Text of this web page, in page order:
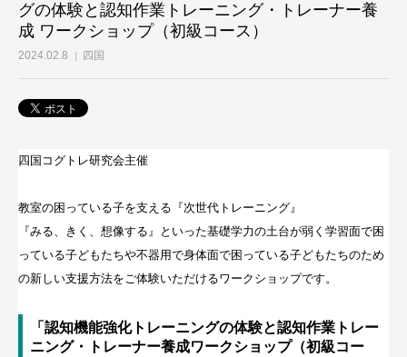
グの体験と認知作業トレーニング・トレーナー養
成 ワークショップ（初級コース）
2024.02.8 四国
四国コグトレ研究会主催
教室の困っている子を支える『次世代トレーニング』
『みる、きく、想像する』といった基礎学力の土台が弱く学習面で困
っている子どもたちや不器用で身体面で困っている子どもたちのため
の新しい支援方法をご体験いただけるワークショップです。
「認知機能強化トレーニングの体験と認知作業トレー
ニング・トレーナー養成ワークショップ（初級コー